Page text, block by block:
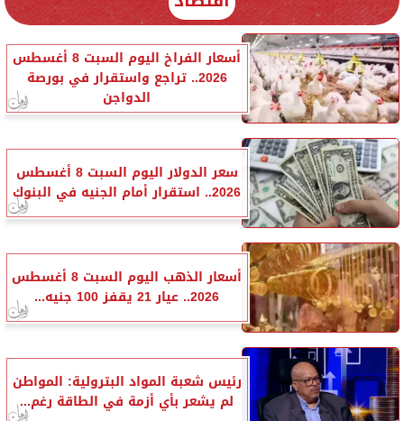
أسعار الفراخ اليوم السبت 8 أغسطس
2026.. تراجع واستقرار في بورصة
الدواجن
سعر الدولار اليوم السبت 8 أغسطس
2026.. استقرار أمام الجنيه في البنوك
أسعار الذهب اليوم السبت 8 أغسطس
2026.. عيار 21 يقفز 100 جنيه...
رئيس شعبة المواد البترولية: المواطن
لم يشعر بأي أزمة في الطاقة رغم...